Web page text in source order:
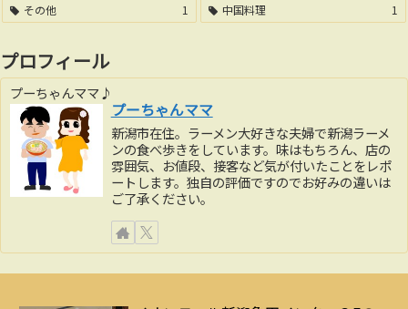
その他
1 中国料理 1
プロフィール
プーちゃんママ♪
プーちゃんママ
新潟市在住。ラーメン大好きな夫婦で新潟ラーメ
ンの食べ歩きをしています。味はもちろん、店の
雰囲気、お値段、接客など気が付いたことをレポ
ートします。独自の評価ですのでお好みの違いは
ご了承ください。